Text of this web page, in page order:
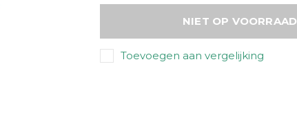
NIET OP VOORRAAD
Toevoegen aan vergelijking